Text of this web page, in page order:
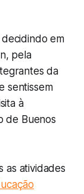
decidindo em
pela
da
sentissem
à
de Buenos
as atividades